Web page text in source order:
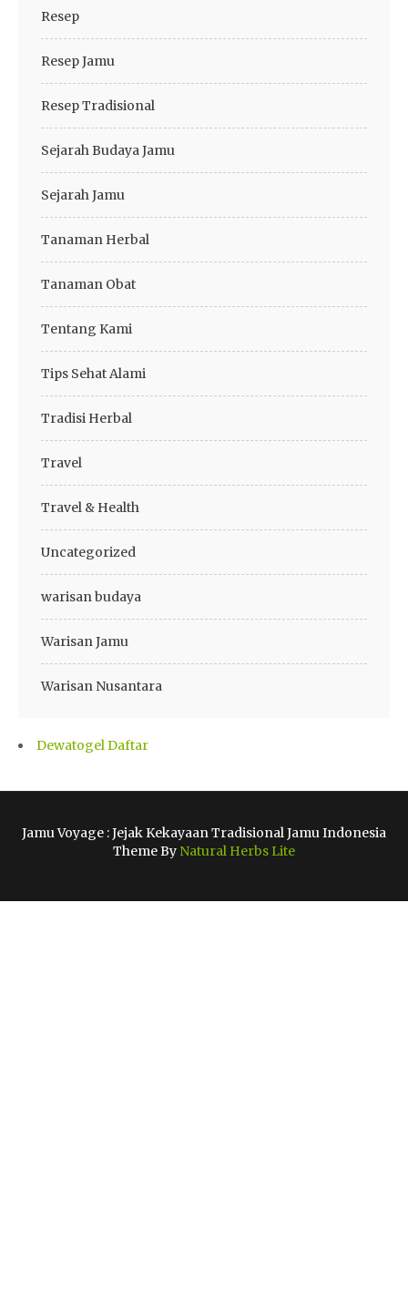
Resep
Resep Jamu
Resep Tradisional
Sejarah Budaya Jamu
Sejarah Jamu
Tanaman Herbal
Tanaman Obat
Tentang Kami
Tips Sehat Alami
Tradisi Herbal
Travel
Travel & Health
Uncategorized
warisan budaya
Warisan Jamu
Warisan Nusantara
Dewatogel Daftar
Jamu Voyage : Jejak Kekayaan Tradisional Jamu Indonesia
Theme By Natural Herbs Lite